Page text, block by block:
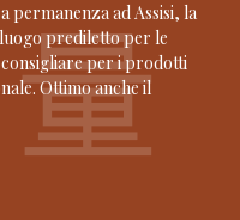
permanenza ad Assisi, la
prediletto per le
per i prodotti
Ottimo anche il